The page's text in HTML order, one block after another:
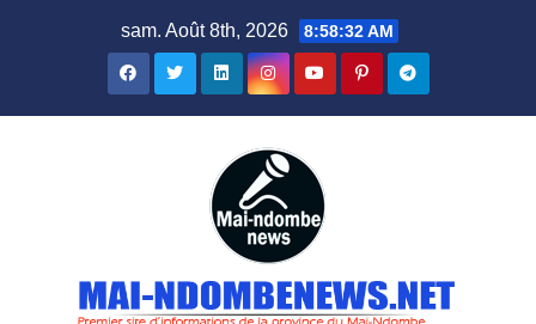
sam. Août 8th, 2026 8:58:32 AM